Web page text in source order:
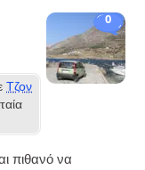
0
Τζον
πιθανό να